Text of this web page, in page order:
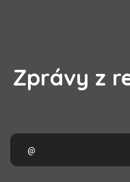
Zprávy z